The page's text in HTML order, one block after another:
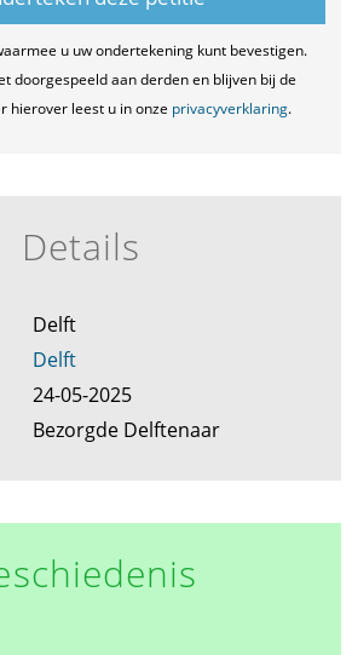
u uw ondertekening kunt bevestigen.
doorgespeeld aan derden en blijven bij de
hierover leest u in onze privacyverklaring.
Details
Delft
Delft
24-05-2025
Bezorgde Delftenaar